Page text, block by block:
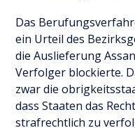
Das
ein Urteil des
die Auslieferung
Verfolger blockierte.
zwar die
dass Staaten das
strafrechtlich zu